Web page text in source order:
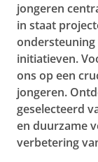
jongeren
in staat
initiatieven.
ons op een
jongeren.
geselecteerd
en duurzame
verbetering